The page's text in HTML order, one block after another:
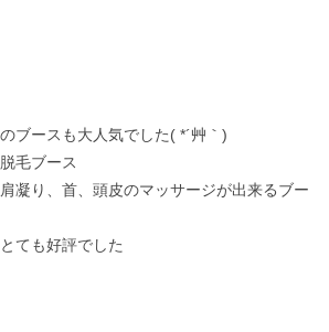
ブースも大人気でした( *´艸｀)
毛ブース
凝り、首、頭皮のマッサージが出来るブー
ても好評でした